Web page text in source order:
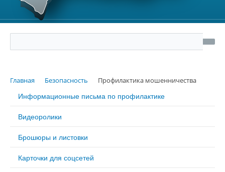
Главная Безопасность Профилактика мошенничества
Информационные письма по профилактике
Видеоролики
Брошюры и листовки
Карточки для соцсетей